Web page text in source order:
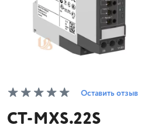
Оставить отзыв
CT-MXS.22S